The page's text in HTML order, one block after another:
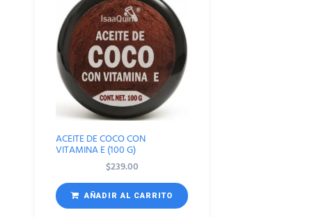
ACEITE DE COCO CON
VITAMINA E (100 G)
$239.00
AÑADIR AL CARRITO